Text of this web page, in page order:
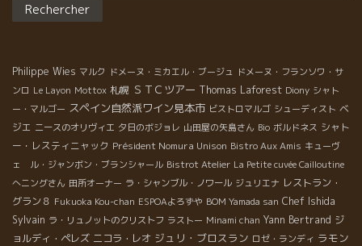
Philippe Wies マルク ドメーヌ・ミカエル・ブージュ ドメーヌ・フランソワ・サ
ンロ Le Layon Mottox 札幌 ＳＴＣツアー Thomas Laforest Diony シャト
ー・マルゴー スペイン自然派ワイン見本市 ビストロマルゴ シューディスト ベ
ジエ ニースのオリヴィエ 夕日のボジョレ 山田屋の矢島さん Bio ボルドネス シャト
ー・レスティニャック Président Nomura Unison Bistro Aux Amis キューヴ
ェ ル・ジャンボン・ブランシャール Bistrot Atelier La Petite cuvée Cailloutine
へニングさん 田所オーナー ラ・シャンブル・ノワール ジュリエナ レストラン・
グラン８ Fukuoka Kou-chan ESPOAよろずや BOM Yamada san Chef Ishida
Sylvain ラ・リュノットのクリストフ ラストー Minami chan Yann Bertrand ジ
ョルディ・ペレズ ニコラ・レオ ジュリ・ブロスラン ロゼ・ランディ ラモン